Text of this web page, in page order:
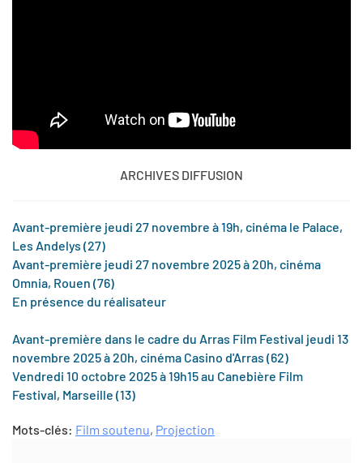
ARCHIVES DIFFUSION
Avant-première jeudi 27 novembre à 19h, cinéma le Palace,
Les Andelys (27)
Avant-première jeudi 27 novembre 2025 à 20h, cinéma
Omnia, Rouen (76)
En présence du réalisateur
Avant-première dans le cadre du Arras Film Festival jeudi 13
novembre 2025 à 20h, cinéma Casino d'Arras (62)
Vendredi 10 octobre 2025 à 19h15 au Canebière Film
Festival, Marseille (13)
Mots-clés: Film soutenu, Projection